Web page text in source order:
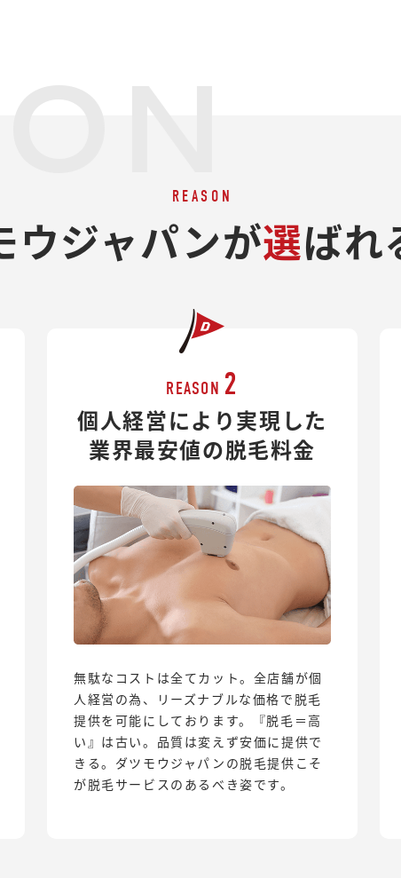
REASON
ウジャパンが選ばれ
REASON 2
個人経営により実現した
業界最安値の脱毛料金
無駄なコストは全てカット。全店舗が個
人経営の為、リーズナブルな価格で脱毛
提供を可能にしております。『脱毛＝高
い』は古い。品質は変えず安価に提供で
きる。ダツモウジャパンの脱毛提供こそ
が脱毛サービスのあるべき姿です。